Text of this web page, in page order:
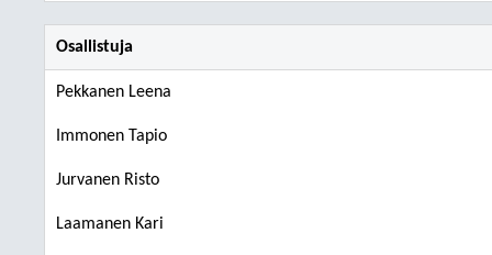
Osallistuja
Pekkanen Leena
Immonen Tapio
Jurvanen Risto
Laamanen Kari